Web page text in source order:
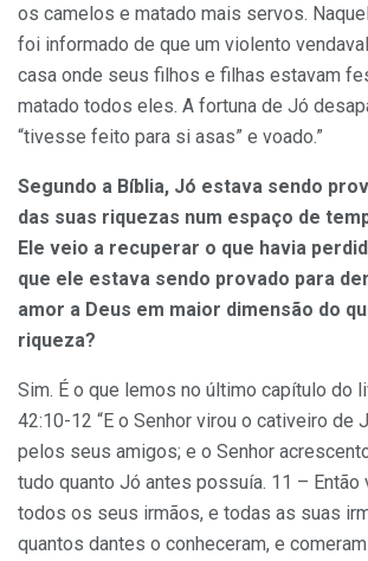
os camelos e matado mais servos.
foi informado de que um violento
casa onde seus filhos e filhas estavam
matado todos eles. A fortuna de Jó
“tivesse feito para si asas” e voado.”
Segundo a Bíblia, Jó estava sendo
das suas riquezas num espaço de
Ele veio a recuperar o que havia
que ele estava sendo provado para
amor a Deus em maior dimensão do
riqueza?
Sim. É o que lemos no último capítulo do
42:10-12 “E o Senhor virou o cativeiro de
pelos seus amigos; e o Senhor
tudo quanto Jó antes possuía. 11 – Então
todos os seus irmãos, e todas as suas
quantos dantes o conheceram, e